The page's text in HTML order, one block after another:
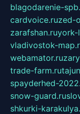
blagodarenie-
cardvoice.ruzed-
zarafshan.ruyork-
vladivostok-
webamator.ru
trade-farm.ru
spayderhed-
snow-guard.ru
shkurki-